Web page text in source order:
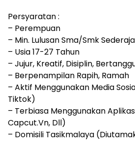
Persyaratan :
– Perempuan
– Min. Lulusan Sma/Smk
– Usia 17-27 Tahun
– Jujur, Kreatif, Disiplin,
– Berpenampilan Rapih, Ramah
– Aktif Menggunakan Media
Tiktok)
– Terbiasa Menggunakan
Capcut.Vn, Dll)
– Domisili Tasikmalaya